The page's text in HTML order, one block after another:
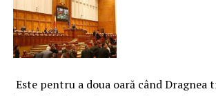
Este pentru a doua oară când Dragnea